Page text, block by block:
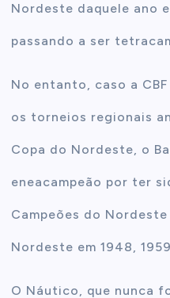
Nordeste daquele ano
passando a ser
No entanto, caso a
os torneios regionais
Copa do Nordeste, o
eneacampeão por ter
Campeões do
Nordeste em 1948,
O Náutico, que nunca